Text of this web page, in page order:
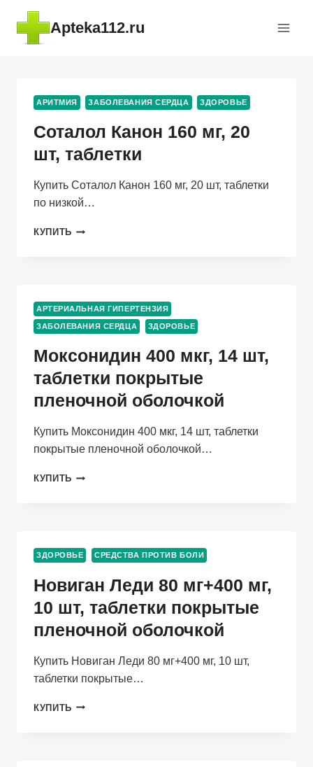
Перейти
содержимому
Apteka112.ru
АРИТМИЯ ЗАБОЛЕВАНИЯ СЕРДЦА ЗДОРОВЬЕ
Соталол Канон 160 мг, 20
шт, таблетки
Купить Соталол Канон 160 мг, 20 шт, таблетки
по низкой…
КУПИТЬ СОТАЛОЛ
ШТ,
ТАБЛЕТКИ
АРТЕРИАЛЬНАЯ ГИПЕРТЕНЗИЯ
ЗАБОЛЕВАНИЯ СЕРДЦА ЗДОРОВЬЕ
Моксонидин 400 мкг, 14 шт,
таблетки покрытые
пленочной оболочкой
Купить Моксонидин 400 мкг, 14 шт, таблетки
покрытые пленочной оболочкой…
КУПИТЬ МОКСОНИДИН
ТАБЛЕТКИ
ПОКРЫТЫЕ
ОБОЛОЧКОЙ
ЗДОРОВЬЕ СРЕДСТВА ПРОТИВ БОЛИ
Новиган Леди 80 мг+400 мг,
10 шт, таблетки покрытые
пленочной оболочкой
Купить Новиган Леди 80 мг+400 мг, 10 шт,
таблетки покрытые…
КУПИТЬ НОВИГАН